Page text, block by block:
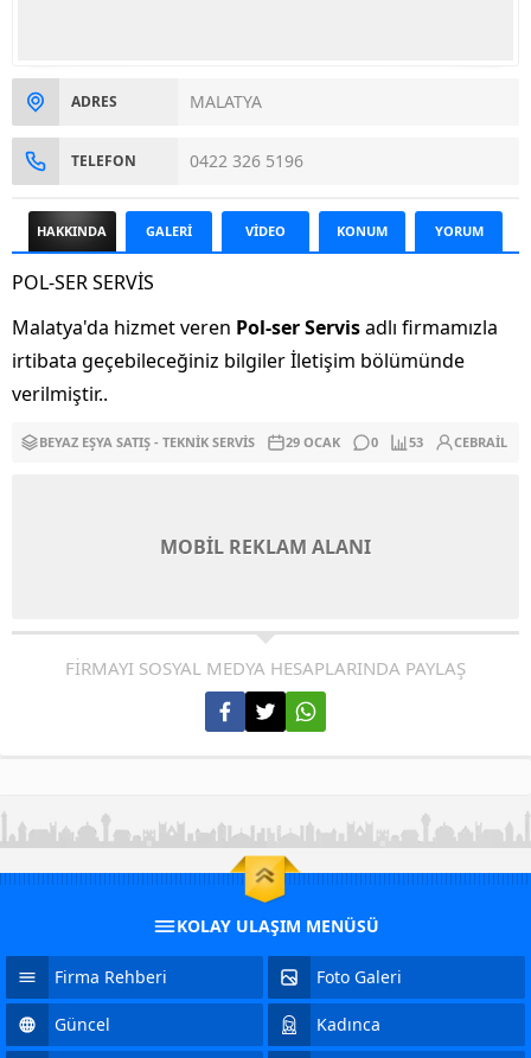
ADRES MALATYA
TELEFON 0422 326 5196
HAKKINDA GALERİ VİDEO KONUM YORUM
POL-SER SERVİS
Malatya'da hizmet veren Pol-ser Servisadlı firmamızla
irtibata geçebileceğiniz bilgiler İletişim bölümünde
verilmiştir..
BEYAZ EŞYA SATIŞ - TEKNIK SERVIS 29 OCAK 0 53 CEBRAIL
MOBİL REKLAM ALANI
FİRMAYI SOSYAL MEDYA HESAPLARINDA PAYLAŞ
KOLAY ULAŞIM MENÜSÜ
Firma Rehberi Foto Galeri
Güncel Kadınca